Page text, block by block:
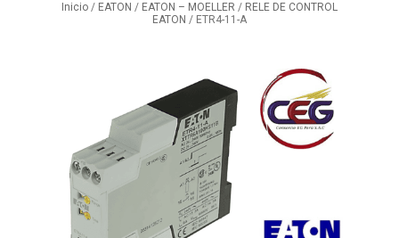
Inicio / EATON / EATON – MOELLER / RELE DE CONTROL
EATON / ETR4-11-A